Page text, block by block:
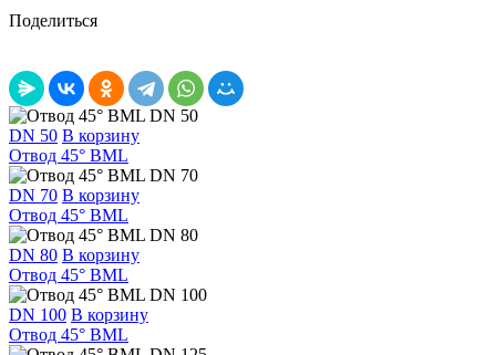
Поделиться
DN 50 В корзину
Отвод 45° BML
DN 70 В корзину
Отвод 45° BML
DN 80 В корзину
Отвод 45° BML
DN 100 В корзину
Отвод 45° BML